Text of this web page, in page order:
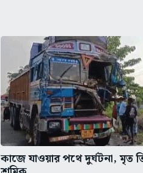
কাজে যাওয়ার পথে দুর্ঘটনা, মৃত